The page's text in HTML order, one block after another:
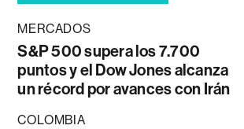
MERCADOS
S&P 500 supera los 7.700
puntos y el Dow Jones alcanza
un récord por avances con Irán
COLOMBIA